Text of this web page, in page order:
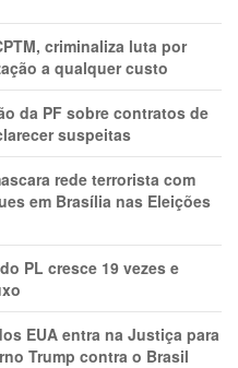
criminaliza luta por
a qualquer custo
da PF sobre contratos de
suspeitas
rede terrorista com
em Brasília nas Eleições
PL cresce 19 vezes e
EUA entra na Justiça para
Trump contra o Brasil